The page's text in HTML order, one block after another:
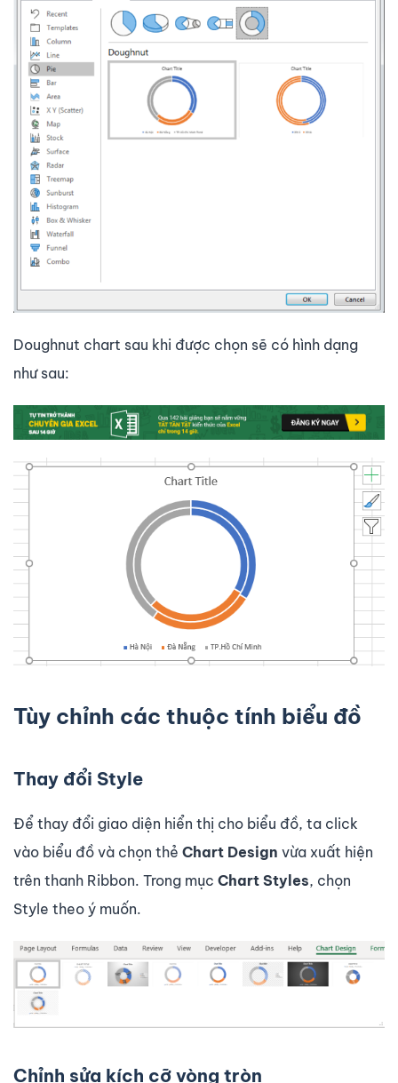
Doughnut chart sau khi được chọn sẽ có hình dạng
như sau:
Tùy chỉnh các thuộc tính biểu đồ
Thay đổi Style
Để thay đổi giao diện hiển thị cho biểu đồ, ta click
vào biểu đồ và chọn thẻ Chart Design vừa xuất hiện
trên thanh Ribbon. Trong mục Chart Styles, chọn
Style theo ý muốn.
Chỉnh sửa kích cỡ vòng tròn